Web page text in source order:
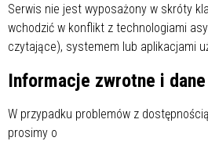
Serwis nie jest wyposażony w skróty
wchodzić w konflikt z technologiami
czytające), systemem lub aplikacjami
Informacje zwrotne i
W przypadku problemów z
prosimy o